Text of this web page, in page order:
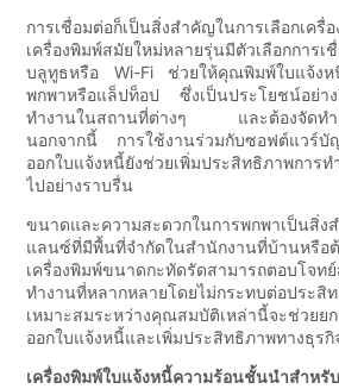
การเชื่อมต่อก็เป็นสิ่งสำคัญในการเลือกเครื่
เครื่องพิมพ์สมัยใหม่หลายรุ่นมีตัวเลือกการเ
บลูทูธหรือ Wi-Fi ช่วยให้คุณพิมพ์ใบแจ้งห
พกพาหรือแล็ปท็อป ซึ่งเป็นประโยชน์อย่าง
ทำงานในสถานที่ต่างๆ และต้องจัดทำเ
นอกจากนี้ การใช้งานร่วมกับซอฟต์แวร์บั
ออกใบแจ้งหนี้ยังช่วยเพิ่มประสิทธิภาพการ
ไปอย่างราบรื่น
ขนาดและความสะดวกในการพกพาเป็นสิ่ง
แลนซ์ที่มีพื้นที่จำกัดในสำนักงานที่บ้านหรือต้
เครื่องพิมพ์ขนาดกะทัดรัดสามารถตอบโจท
ทำงานที่หลากหลายโดยไม่กระทบต่อปร
เหมาะสมระหว่างคุณสมบัติเหล่านี้จะช่วยย
ออกใบแจ้งหนี้และเพิ่มประสิทธิภาพทางธุร
เครื่องพิมพ์ใบแจ้งหนี้ความร้อนชั้นนำสำหรั